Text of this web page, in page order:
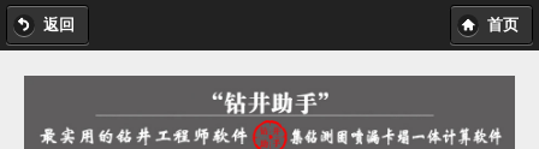
返回 首页